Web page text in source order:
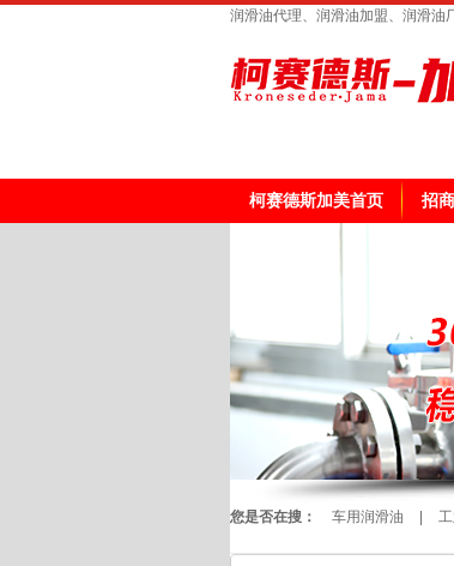
润滑油代理、润滑油加盟、润滑油
柯赛德斯加美首页 招
您是否在搜： 车用润滑油